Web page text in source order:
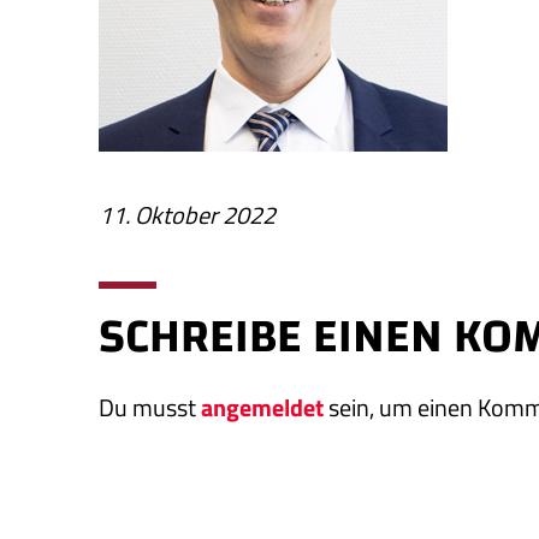
11. Oktober 2022
SCHREIBE EINEN
Du musstangemeldetsein, um einen